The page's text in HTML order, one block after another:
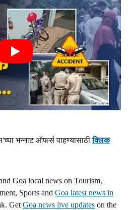
भन्नाट ऑफर्स पाहण्यासाठीक्लिक
Goa local news on Tourism,
Sports and Goa latest news in
Get Goa news live updates on the